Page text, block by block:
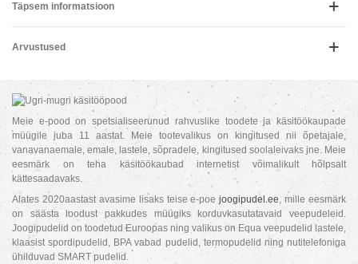
Täpsem informatsioon
Arvustused
Meie e-pood on spetsialiseerunud rahvuslike toodete ja käsitöökaupade
müügile juba 11 aastat. Meie tootevalikus on kingitused nii õpetajale,
vanavanaemale, emale, lastele, sõpradele, kingitused soolaleivaks jne. Meie
eesmärk on teha käsitöökaubad internetist võimalikult hõlpsalt
kättesaadavaks.
Alates 2020aastast avasime lisaks teise e-poejoogipudel.ee, mille eesmärk
on säästa loodust pakkudes müügiks korduvkasutatavaid veepudeleid.
Joogipudelid on toodetud Euroopas ning valikus on Equa veepudelid lastele,
klaasist spordipudelid, BPA vabad pudelid, termopudelid ning nutitelefoniga
ühilduvad SMART pudelid.